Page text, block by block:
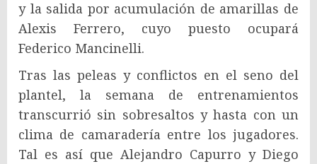
y la salida por acumulación de amarillas de
Alexis Ferrero, cuyo puesto ocupará
Federico Mancinelli.
Tras las peleas y conflictos en el seno del
plantel, la semana de entrenamientos
transcurrió sin sobresaltos y hasta con un
clima de camaradería entre los jugadores.
Tal es así que Alejandro Capurro y Diego